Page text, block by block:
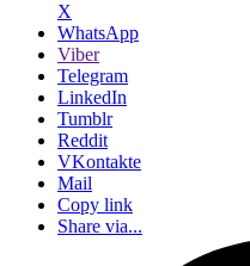
X
WhatsApp
Viber
Telegram
LinkedIn
Tumblr
Reddit
VKontakte
Mail
Copy link
Share via...